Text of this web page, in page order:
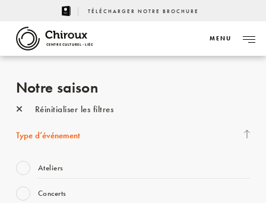
TÉLÉCHARGER NOTRE BROCHURE
CENTRE CULTUREL - LIÈGE
MENU
Notre saison
Réinitialiser les filtres
Type d’événement
Ateliers
Concerts